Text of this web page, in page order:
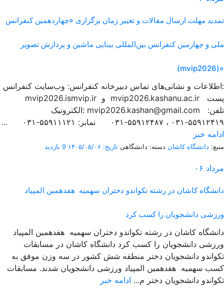
تمدید مهلت ارسال مقالات و تغییر زمان برگزاری «چهاردهمین کنفرانس
ملی و چهارمین کنفرانس بین‌المللی بینایی ماشین و پردازش تصویر
(mvip2026)»
اطلاعات و نشانی‌های تماس دبیرخانه کنفرانس: وب‌سایت کنفرانس:
mvip2026.ismvip.ir و mvip2026.kashanu.ac.ir پست
الکترونیک: mvip2026.kashan@gmail.com تلفن:
۵۵۹۱۲۴۱۹-۰۳۱ ، ۵۵۹۱۲۴۸۷-۰۳۱ نمابر: ۵۵۹۱۱۱۲۱-۰۳۱ ...
ادامه خبر
منبع: دانشگاه کاشان دسته: دانشگاهی تاریخ: ۱۴۰۵/۰۵/۰۶ 9 بازدید
۰۶ مرداد
دانشگاه کاشان در رشته تکواندو دختران سهمیه هفدهمین المپیاد
ورزشی دانشجویان را کسب کرد
دانشگاه کاشان در رشته تکواندو دختران سهمیه هفدهمین المپیاد
ورزشی دانشجویان را کسب کرد دانشگاه کاشان در مسابقات
تکواندو دانشجویان دختر منطقه شش کشور در سه وزن موفق به
کسب سهمیه هفدهمین المپیاد ورزشی دانشجویان شدند. مسابقات
تکواندو دانشجویان دختر م... ادامه خبر